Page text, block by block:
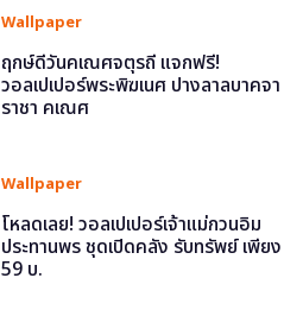
Wallpaper
ฤกษ์ดีวันคเณศจตุรถี แจกฟรี!
วอลเปเปอร์พระพิฆเนศ ปางลาลบาคจา
ราชา คเณศ
Wallpaper
โหลดเลย! วอลเปเปอร์เจ้าแม่กวนอิม
ประทานพร ชุดเปิดคลัง รับทรัพย์ เพียง
59 บ.